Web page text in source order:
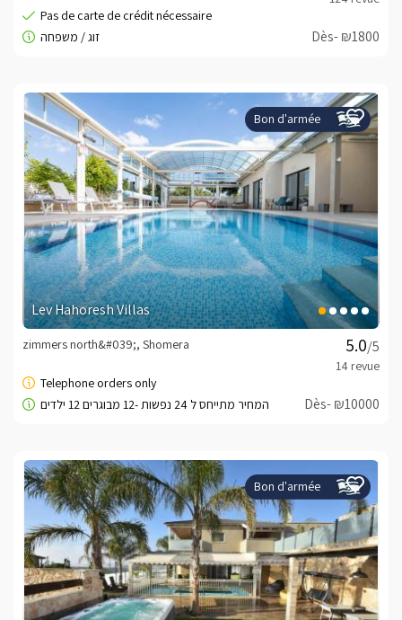
Dès- ₪1800
Bon d'armée
Lev Hahoresh Villas
/5
zimmers north&#039;, Shomera
Dès- ₪10000
Bon d'armée